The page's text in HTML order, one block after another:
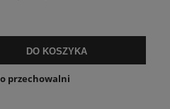
DO KOSZYKA
przechowalni